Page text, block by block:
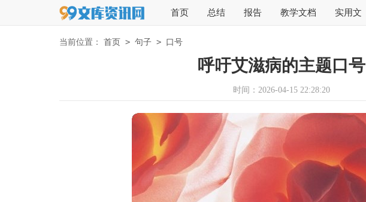
首页 总结 报告 教学文档 实用文
当前位置： 首页 > 句子 > 口号
呼吁艾滋病的主题口号
时间：2026-04-15 22:28:20